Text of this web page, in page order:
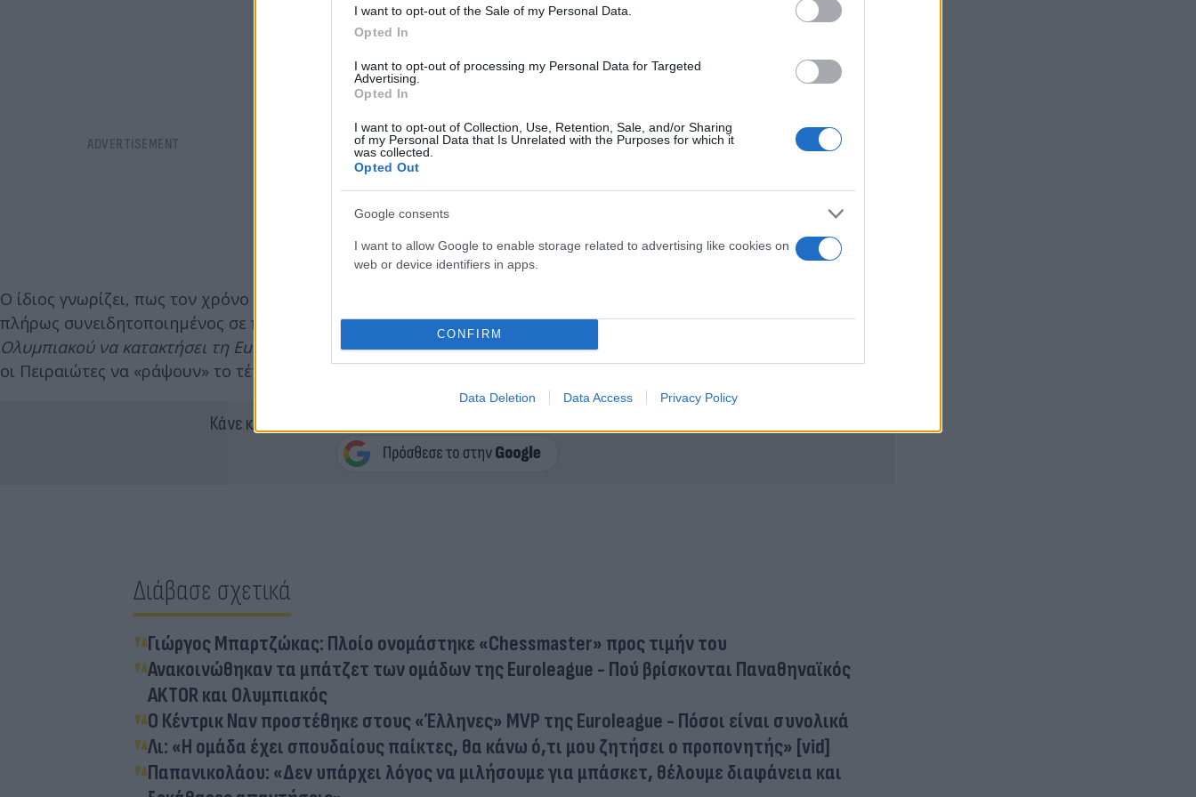
I want to opt-out of the Sale of my Personal Data.
Opted In
I want to opt-out of processing my Personal Data for Targeted
Advertising.
Opted In
I want to opt-out of Collection, Use, Retention, Sale, and/or Sharing
of my Personal Data that Is Unrelated with the Purposes for which it
was collected.
Opted Out
Google consents
I want to allow Google to enable storage related to advertising like cookies on
web or device identifiers in apps.
CONFIRM
Data Deletion Data Access Privacy Policy
Ο ίδιος γνωρίζει, πως τον χρόνο του στο rotation πρέπει να τον «κερδίσει» εντός του παρκέ, φαίνεται να είναι
πλήρως συνειδητοποιημένος σε ποιον σύλλογο έχει έρθει και όπως είπε χαρακτηριστικά,«φέτος είναι η ώρα του
Ολυμπιακού να κατακτήσει τη Euroleague»
, για αυτό και οι αδελφοί Αγγελόπουλοι έκαναν το λεγόμενο «All In», ώστε
οι Πειραιώτες να «ράψουν» το τέταρτο ευρωπαϊκό τους.
Κάνε κλικ και δες περισσότερο
Διάβασε σχετικά
Γιώργος Μπαρτζώκας: Πλοίο ονομάστηκε «Chessmaster» προς τιμήν του
Ανακοινώθηκαν τα μπάτζετ των ομάδων της Euroleague - Πού βρίσκονται Παναθηναϊκός
AKTOR και Ολυμπιακός
Ο Κέντρικ Ναν προστέθηκε στους «Έλληνες» MVP της Euroleague - Πόσοι είναι συνολικά
Λι: «Η ομάδα έχει σπουδαίους παίκτες, θα κάνω ό,τι μου ζητήσει ο προπονητής» [vid]
Παπανικολάου: «Δεν υπάρχει λόγος να μιλήσουμε για μπάσκετ, θέλουμε διαφάνεια και